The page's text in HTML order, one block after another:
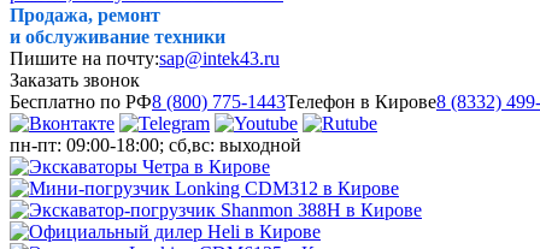
Продажа, ремонт
и обслуживание техники
Пишите на почту:sap@intek43.ru
Заказать звонок
Бесплатно по РФ8 (800) 775-1443Телефон в Кирове8 (8332)
пн-пт: 09:00-18:00; сб,вс: выходной